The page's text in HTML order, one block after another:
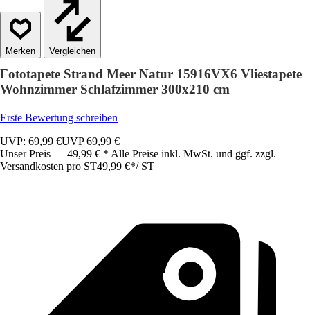
Vergleichen
Fototapete Strand Meer Natur 15916VX6 Vliestapete
Wohnzimmer Schlafzimmer 300x210 cm
Erste Bewertung schreiben
UVP: 69,99 €UVP69,99 €
Unser Preis — 49,99 € * Alle Preise inkl. MwSt. und ggf. zzgl.
Versandkosten pro ST49,99 €*/ ST